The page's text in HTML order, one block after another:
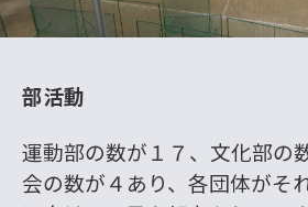
部活動
運動部の数が１７、文化部の
会の数が４あり、各団体がそ